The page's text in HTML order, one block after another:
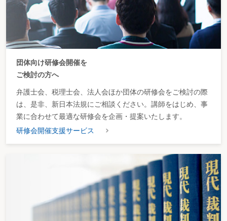
団体向け研修会開催を
ご検討の方へ
弁護士会、税理士会、法人会ほか団体の研修会をご検討の際
は、是非、新日本法規にご相談ください。講師をはじめ、事
業に合わせて最適な研修会を企画・提案いたします。
研修会開催支援サービス